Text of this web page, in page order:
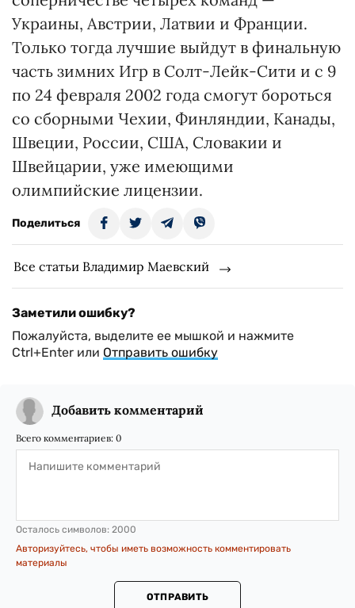
Украины, Австрии, Латвии и Франции.
Только тогда лучшие выйдут в финальную
часть зимних Игр в Солт-Лейк-Сити и с 9
по 24 февраля 2002 года смогут бороться
со сборными Чехии, Финляндии, Канады,
Швеции, России, США, Словакии и
Швейцарии, уже имеющими
олимпийские лицензии.
Поделиться
Все статьи Владимир Маевский
Заметили ошибку?
Пожалуйста, выделите ее мышкой и нажмите
Ctrl+Enter или Отправить ошибку
Добавить комментарий
Всего комментариев: 0
Осталось символов: 2000
Авторизуйтесь, чтобы иметь возможность комментировать
материалы
ОТПРАВИТЬ